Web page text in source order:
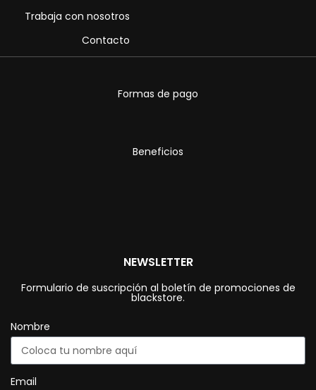
Trabaja con nosotros
Contacto
Formas de pago
Beneficios
NEWSLETTER
Formulario de suscripción al boletín de promociones de
blackstore.
Nombre
Email